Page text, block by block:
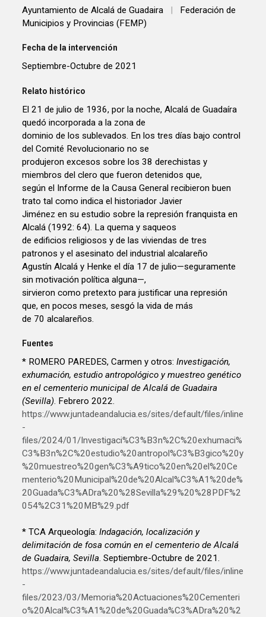
Ayuntamiento de Alcalá de Guadaira |
Federación de
Municipios y Provincias (FEMP)
Fecha de la intervención
Septiembre-Octubre de 2021
Relato histórico
El 21 de julio de 1936, por la noche, Alcalá de Guadaíra
quedó incorporada a la zona de
dominio de los sublevados. En los tres días bajo control
del Comité Revolucionario no se
produjeron excesos sobre los 38 derechistas y
miembros del clero que fueron detenidos que,
según el Informe de la Causa General recibieron buen
trato tal como indica el historiador Javier
Jiménez en su estudio sobre la represión franquista en
Alcalá (1992: 64). La quema y saqueos
de edificios religiosos y de las viviendas de tres
patronos y el asesinato del industrial alcalareño
Agustín Alcalá y Henke el día 17 de julio—seguramente
sin motivación política alguna—,
sirvieron como pretexto para justificar una represión
que, en pocos meses, sesgó la vida de más
de 70 alcalareños.
Fuentes
* ROMERO PAREDES, Carmen y otros:Investigación,
exhumación, estudio antropológico y muestreo genético
en el cementerio municipal de Alcalá de Guadaira
(Sevilla). Febrero 2022.
https://www.juntadeandalucia.es/sites/default/files/inline
-
files/2024/01/Investigaci%C3%B3n%2C%20exhumaci%
C3%B3n%2C%20estudio%20antropol%C3%B3gico%20y
%20muestreo%20gen%C3%A9tico%20en%20el%20Ce
menterio%20Municipal%20de%20Alcal%C3%A1%20de%
20Guada%C3%ADra%20%28Sevilla%29%20%28PDF%2
054%2C31%20MB%29.pdf
* TCA Arqueología:Indagación, localización y
delimitación de fosa común en el cementerio de Alcalá
de Guadaira, Sevilla. Septiembre-Octubre de 2021.
https://www.juntadeandalucia.es/sites/default/files/inline
-
files/2023/03/Memoria%20Actuaciones%20Cementeri
o%20Alcal%C3%A1%20de%20Guada%C3%ADra%20%2